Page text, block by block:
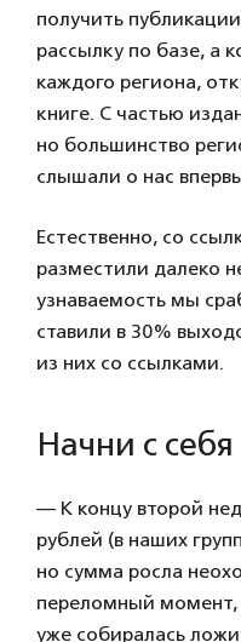
получить
рассылку по базе, а
каждого региона,
книге. С частью
но большинство
слышали о нас
Естественно, со
разместили далеко
узнаваемость мы
ставили в 30%
из них со ссылками.
Начни с себя
— К концу второй
рублей (в наших
но сумма росла
переломный момент,
уже собиралась